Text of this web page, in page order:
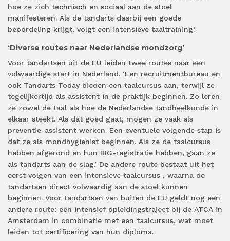
hoe ze zich technisch en sociaal aan de stoel
manifesteren. Als de tandarts daarbij een goede
beoordeling krijgt, volgt een intensieve taaltraining.’
‘Diverse routes naar Nederlandse mondzorg’
Voor tandartsen uit de EU leiden twee routes naar een
volwaardige start in Nederland. ‘Een recruitmentbureau en
ook Tandarts Today bieden een taalcursus aan, terwijl ze
tegelijkertijd als assistent in de praktijk beginnen. Zo leren
ze zowel de taal als hoe de Nederlandse tandheelkunde in
elkaar steekt. Als dat goed gaat, mogen ze vaak als
preventie-assistent werken. Een eventuele volgende stap is
dat ze als mondhygiënist beginnen. Als ze de taalcursus
hebben afgerond en hun BIG-registratie hebben, gaan ze
als tandarts aan de slag.’ De andere route bestaat uit het
eerst volgen van een intensieve taalcursus , waarna de
tandartsen direct volwaardig aan de stoel kunnen
beginnen. Voor tandartsen van buiten de EU geldt nog een
andere route: een intensief opleidingstraject bij de ATCA in
Amsterdam in combinatie met een taalcursus, wat moet
leiden tot certificering van hun diploma.